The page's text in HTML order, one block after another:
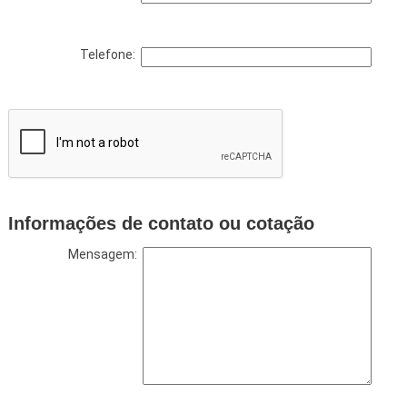
Telefone:
Informações de contato ou cotação
Mensagem: